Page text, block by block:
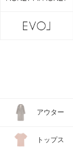
アウター
トップス